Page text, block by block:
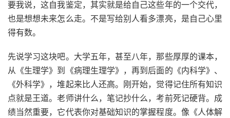
要我说，这自我鉴定，其实就是给自己这些年的一个交代，
也是想想未来怎么走。不是写给别人看多漂亮，是自己心里
得有数。
先说学习这块吧。大学五年，甚至八年，那些厚厚的课本，
从《生理学》到《病理生理学》，再到后面的《内科学》、
《外科学》，堆起来比人还高。刚开始，觉得记住所有知识
点就是王道。老师讲什么，笔记抄什么，考前死记硬背。成
绩当然重要，它代表你对基础知识的掌握程度。像《人体解